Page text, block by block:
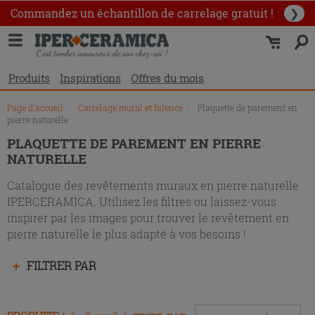
Commandez un échantillon de carrelage gratuit ! ❯
Produits Inspirations Offres du mois
Page d'accueil Carrelage mural et faïence
Plaquette de parement en
pierre naturelle
PLAQUETTE DE PAREMENT EN PIERRE
NATURELLE
Catalogue des revêtements muraux en pierre naturelle
IPERCERAMICA. Utilisez les filtres ou laissez-vous
inspirer par les images pour trouver le revêtement en
pierre naturelle le plus adapté à vos besoins !
Liste
des
produits
FILTRER PAR
Appuyez